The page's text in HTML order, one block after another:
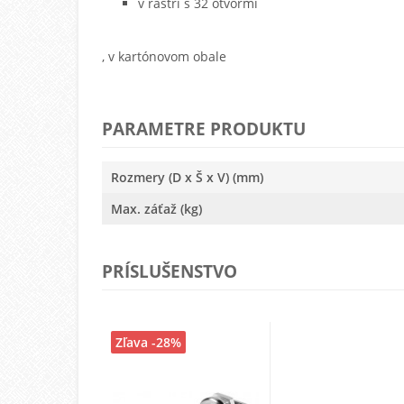
, v kartónovom obale
PARAMETRE PRODUKTU
Rozmery (D x Š x V) (mm)
Max. záťaž (kg)
PRÍSLUŠENSTVO
Zľava -28%